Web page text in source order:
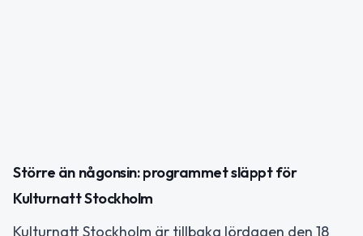
Större än någonsin: programmet släppt för
Kulturnatt Stockholm
Kulturnatt Stockholm är tillbaka lördagen den 18